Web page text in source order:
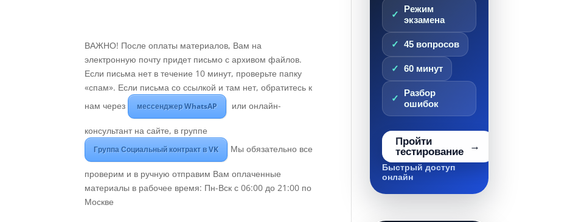
ВАЖНО! После оплаты материалов, Вам на
электронную почту придет письмо с архивом файлов.
Если письма нет в течение 10 минут, проверьте папку
«спам». Если письма со ссылкой и там нет, обратитесь к
нам через
мессенджер WhatsAP или онлайн-
консультант на сайте, в группе
Группа Социальный контракт в VK Мы обязательно все
проверим и в ручную отправим Вам оплаченные
материалы в рабочее время: Пн-Вск с 06:00 до 21:00 по
Москве
Режим
экзамена
45 вопросов
60 минут
Разбор
ошибок
Пройти
тестирование
Быстрый доступ
онлайн